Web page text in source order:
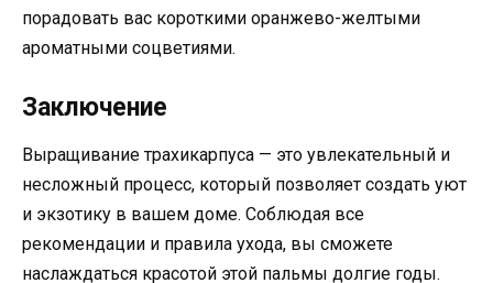
порадовать вас короткими оранжево-желтыми
ароматными соцветиями.
Заключение
Выращивание трахикарпуса — это увлекательный и
несложный процесс, который позволяет создать уют
и экзотику в вашем доме. Соблюдая все
рекомендации и правила ухода, вы сможете
наслаждаться красотой этой пальмы долгие годы.